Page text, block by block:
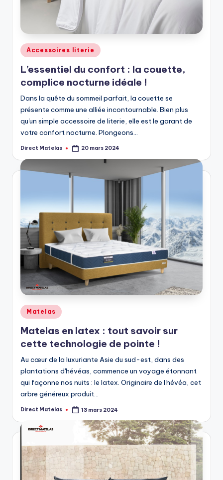
Accessoires literie
L’essentiel du confort : la couette,
complice nocturne idéale !
Dans la quête du sommeil parfait, la couette se
présente comme une alliée incontournable. Bien plus
qu'un simple accessoire de literie, elle est le garant de
votre confort nocturne. Plongeons…
Direct Matelas 20 mars 2024
Matelas
Matelas en latex : tout savoir sur
cette technologie de pointe !
Au cœur de la luxuriante Asie du sud-est, dans des
plantations d'hévéas, commence un voyage étonnant
qui façonne nos nuits : le latex. Originaire de l'hévéa, cet
arbre généreux produit…
Direct Matelas 13 mars 2024